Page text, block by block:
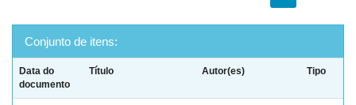
Conjunto de itens:
Data do
documento
Título Autor(es) Tipo